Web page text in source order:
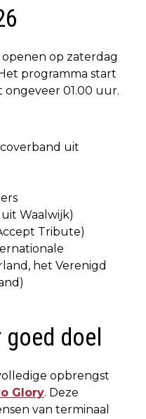
openen op zaterdag
programma start
01.00 uur.
uit
Waalwijk)
Tribute)
het Verenigd
doel
opbrengst
Glory. Deze
van terminaal